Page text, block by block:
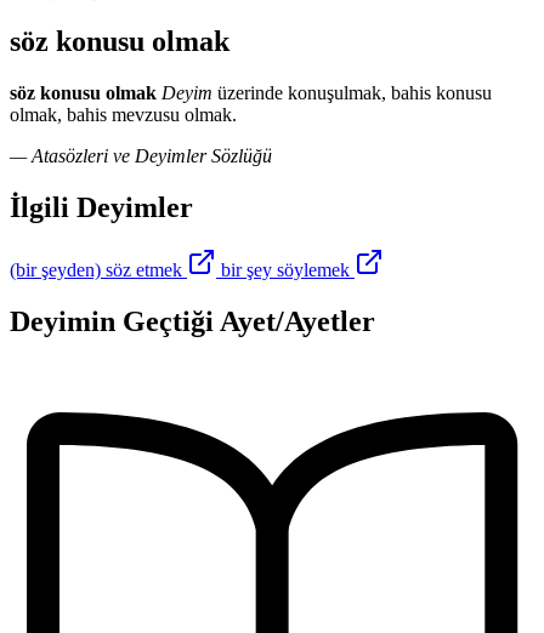
söz konusu olmak
söz konusu olmak Deyim üzerinde konuşulmak, bahis konusu
olmak, bahis mevzusu olmak.
— Atasözleri ve Deyimler Sözlüğü
İlgili Deyimler
(bir şeyden) söz etmek bir şey söylemek
Deyimin Geçtiği Ayet/Ayetler